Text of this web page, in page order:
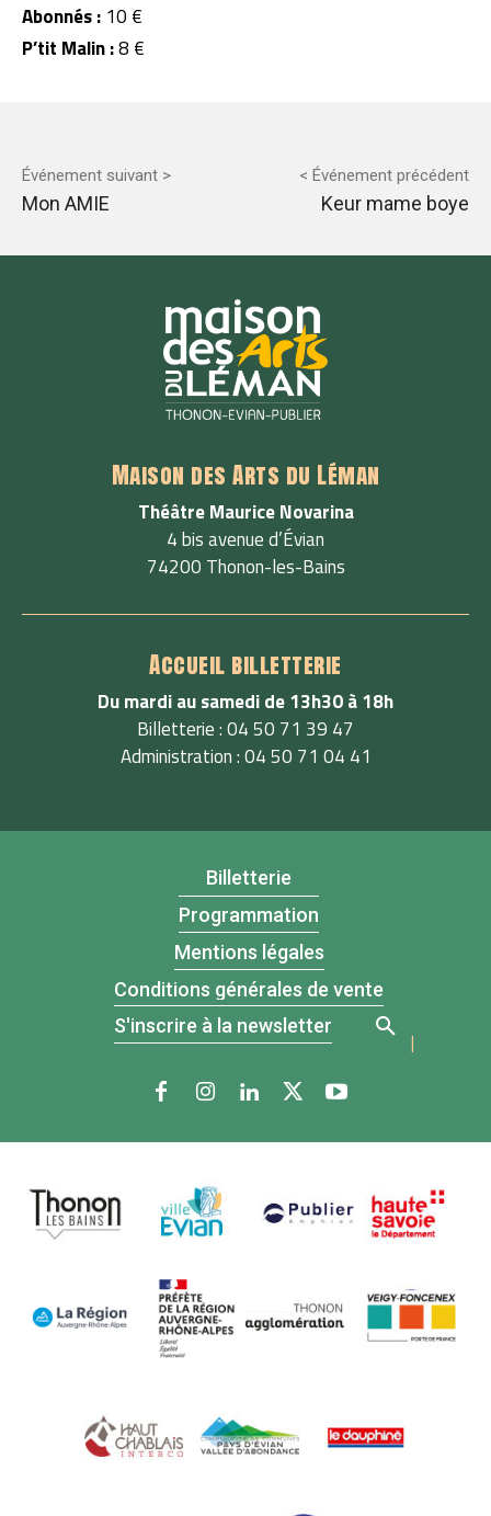
Abonnés : 10 €
P’tit Malin :8 €
Événement suivant >
Mon AMIE
< Événement précédent
Keur mame boye
Maison des Arts du Léman
Théâtre Maurice Novarina
4 bis avenue d’Évian
74200 Thonon-les-Bains
Accueil billetterie
Du mardi au samedi de 13h30 à 18h
Billetterie : 04 50 71 39 47
Administration : 04 50 71 04 41
Billetterie
Programmation
Mentions légales
Conditions générales de vente
S'inscrire à la newsletter
|